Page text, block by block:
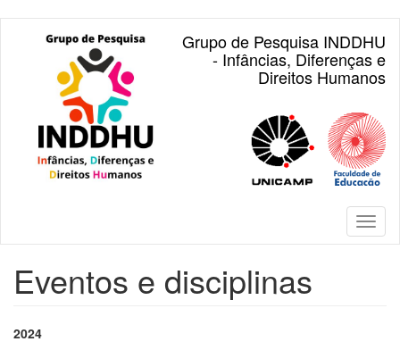
Grupo de Pesquisa INDDHU
- Infâncias, Diferenças e
Direitos Humanos
Eventos e disciplinas
2024